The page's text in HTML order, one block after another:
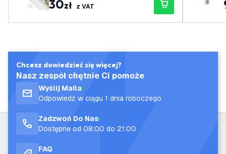
30zł z VAT
Chcesz dowiedzieć się więcej?
Nasz zespół chętnie Ci pomoże
Wyślij Maila
Odpowiedź w ciągu 1 dnia roboczego
Zadzwoń Do Nas
Dostępne od 08:00 do 21:00
FAQ